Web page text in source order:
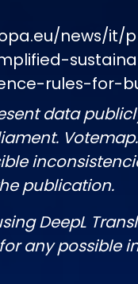
news/it/
rules-for-
data
publication.
DeepL
any possible